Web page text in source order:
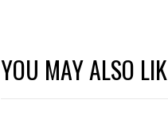
YOU MAY ALSO